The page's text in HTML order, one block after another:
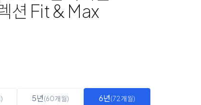
션 Fit & Max
5년(60개월) 6년(72개월)